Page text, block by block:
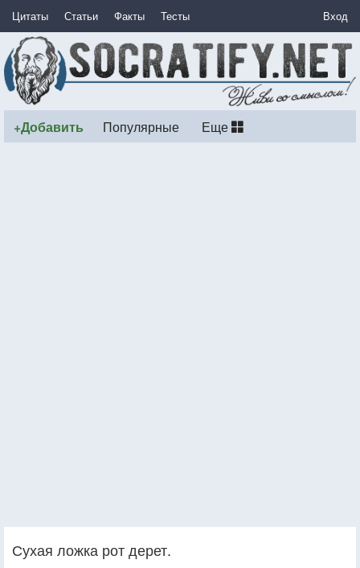
Цитаты Статьи Факты Тесты Вход
+Добавить Популярные Еще
Сухая ложка рот дерет.